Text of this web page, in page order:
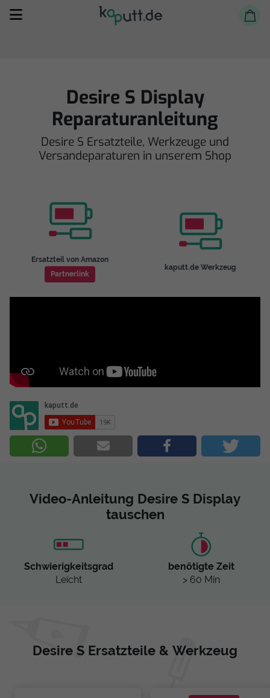
Selbst reparieren
Reparieren lassen
Shop
Desire S Display
Reparaturanleitung
Desire S Ersatzteile, Werkzeuge und
Versandeparaturen in unserem Shop
Ersatzteil von Amazon
Partnerlink
kaputt.de Werkzeug
Video-Anleitung Desire S Display
tauschen
Schwierigkeitsgrad
Leicht
benötigte Zeit
> 60 Min
Desire S Ersatzteile & Werkzeug